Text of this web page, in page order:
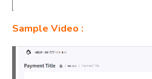
Sample Video :
Video
Player